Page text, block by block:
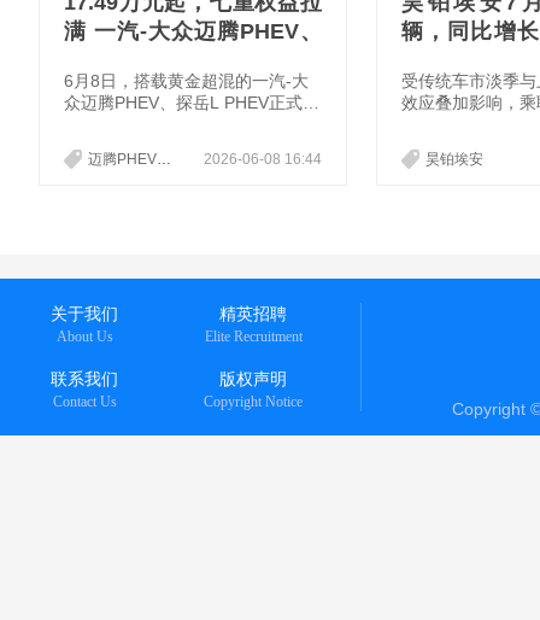
满 一汽-大众迈腾PHEV、
6月8日，搭载黄金超混的一汽-大
众迈腾PHEV、探岳L PHEV正式开
切入用户想要的“省、长、顺、智
能、安全”五大核心诉求，为混动
2026-06-08 16:44
迈腾PHEV 探岳L PHEV
辆，同比增
受传统车市淡季
效应叠加影响，
量同比下降
促销驱动的增长
比正增长，在车
昊铂埃安
关于我们
About Us
精英招聘
Elite Recruitment
联系我们
Contact Us
版权声明
Copyright Notice Copyright